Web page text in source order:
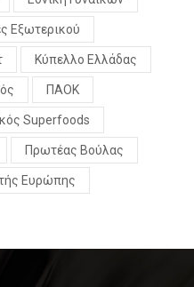
Εξωτερικού
Κύπελλο Ελλάδας
ΠΑΟΚ
Superfoods
Πρωτέας Βούλας
Ευρώπης